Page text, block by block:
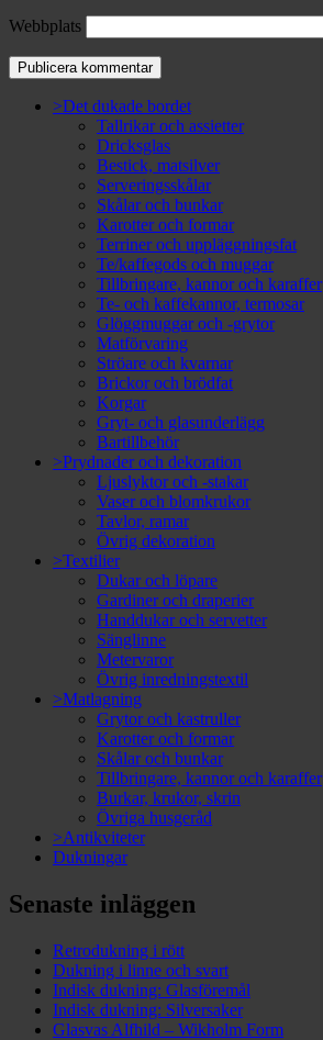
Webbplats
>Det dukade bordet
Tallrikar och assietter
Dricksglas
Bestick, matsilver
Serveringsskålar
Skålar och bunkar
Karotter och formar
Terriner och uppläggningsfat
Te/kaffegods och muggar
Tillbringare, kannor och karaffer
Te- och kaffekannor, termosar
Glöggmuggar och -grytor
Matförvaring
Ströare och kvarnar
Brickor och brödfat
Korgar
Gryt- och glasunderlägg
Bartillbehör
>Prydnader och dekoration
Ljuslyktor och -stakar
Vaser och blomkrukor
Tavlor, ramar
Övrig dekoration
>Textilier
Dukar och löpare
Gardiner och draperier
Handdukar och servetter
Sänglinne
Metervaror
Övrig inredningstextil
>Matlagning
Grytor och kastruller
Karotter och formar
Skålar och bunkar
Tillbringare, kannor och karaffer
Burkar, krukor, skrin
Övriga husgeråd
>Antikviteter
Dukningar
Senaste inläggen
Retrodukning i rött
Dukning i linne och svart
Indisk dukning: Glasföremål
Indisk dukning: Silversaker
Glasvas Alfhild – Wikholm Form